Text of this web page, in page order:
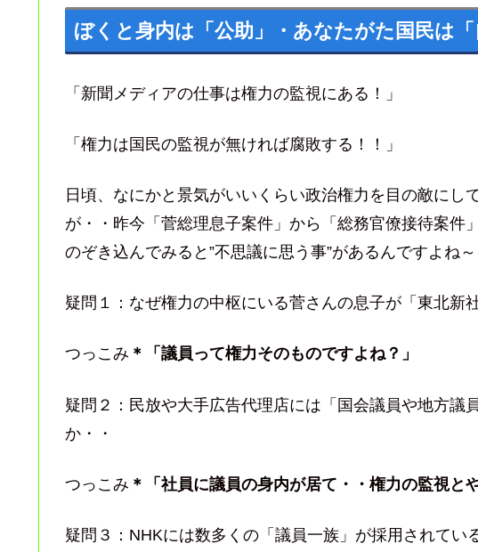
ぼくと身内は「公助」・あなたがた国民は
「新聞メディアの仕事は権力の監視にある！」
「権力は国民の監視が無ければ腐敗する！！」
日頃、なにかと景気がいいくらい政治権力を目の敵にし
が・・昨今「菅総理息子案件」から「総務官僚接待案件
のぞき込んでみると”不思議に思う事”があるんですよね～
疑問１：なぜ権力の中枢にいる菅さんの息子が「東北新
つっこみ ＊「議員って権力そのものですよね？」
疑問２：民放や大手広告代理店には「国会議員や地方議
か・・
つっこみ ＊「社員に議員の身内が居て・・権力の監視と
疑問３：NHKには数多くの「議員一族」が採用されてい